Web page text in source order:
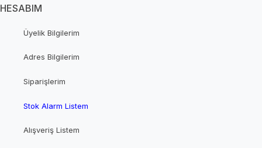
HESABIM
Üyelik Bilgilerim
Adres Bilgilerim
Siparişlerim
Stok Alarm Listem
Alışveriş Listem